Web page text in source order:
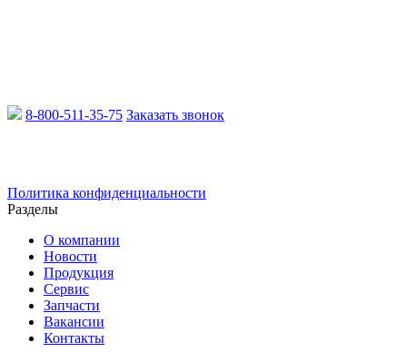
8-800-511-35-75 Заказать звонок
Политика конфиденциальности
Разделы
О компании
Новости
Продукция
Сервис
Запчасти
Вакансии
Контакты